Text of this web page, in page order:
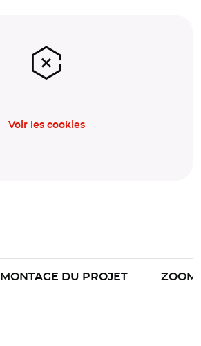
Voir les cookies
MONTAGE DU PROJET ZOOM